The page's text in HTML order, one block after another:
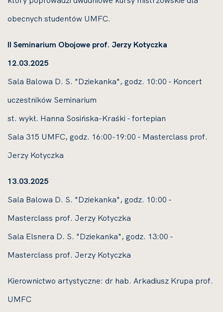
obecnych studentów UMFC.
II Seminarium Obojowe prof. Jerzy Kotyczka
12.03.2025
Sala Balowa D. S. "Dziekanka", godz. 10:00 - Koncert
uczestników Seminarium
st. wykł. Hanna Sosińska-Kraśki - fortepian
Sala 315 UMFC, godz. 16:00-19:00 - Masterclass prof.
Jerzy Kotyczka
13.03.2025
Sala Balowa D. S. "Dziekanka", godz. 10:00 -
Masterclass prof. Jerzy Kotyczka
Sala Elsnera D. S. "Dziekanka", godz. 13:00 -
Masterclass prof. Jerzy Kotyczka
Kierownictwo artystyczne: dr hab. Arkadiusz Krupa prof.
UMFC